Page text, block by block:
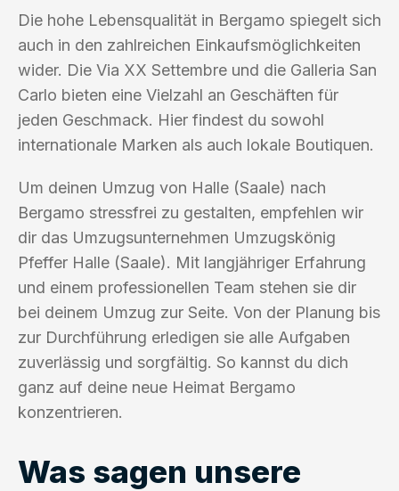
Die hohe Lebensqualität in Bergamo spiegelt sich
auch in den zahlreichen Einkaufsmöglichkeiten
wider. Die Via XX Settembre und die Galleria San
Carlo bieten eine Vielzahl an Geschäften für
jeden Geschmack. Hier findest du sowohl
internationale Marken als auch lokale Boutiquen.
Um deinen Umzug von Halle (Saale) nach
Bergamo stressfrei zu gestalten, empfehlen wir
dir das Umzugsunternehmen Umzugskönig
Pfeffer Halle (Saale). Mit langjähriger Erfahrung
und einem professionellen Team stehen sie dir
bei deinem Umzug zur Seite. Von der Planung bis
zur Durchführung erledigen sie alle Aufgaben
zuverlässig und sorgfältig. So kannst du dich
ganz auf deine neue Heimat Bergamo
konzentrieren.
Was sagen unsere